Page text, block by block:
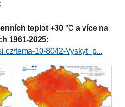
teplot +30 °C a více na
1961-2025:
tema-10-8042-Vyskyt_p...